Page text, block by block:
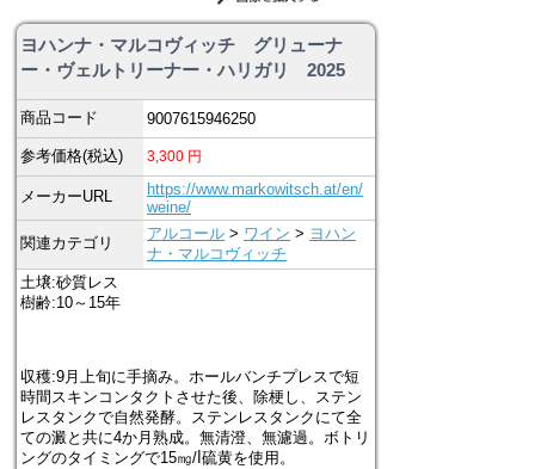
ヨハンナ・マルコヴィッチ グリューナ
ー・ヴェルトリーナー・ハリガリ 2025
商品コード 9007615946250
参考価格(税込) 3,300 円
メーカーURL
https://www.markowitsch.at/en/
weine/
関連カテゴリ
アルコール > ワイン > ヨハン
ナ・マルコヴィッチ
土壌:砂質レス
樹齢:10～15年
収穫:9月上旬に手摘み。ホールバンチプレスで短
時間スキンコンタクトさせた後、除梗し、ステン
レスタンクで自然発酵。ステンレスタンクにて全
ての澱と共に4か月熟成。無清澄、無濾過。ボトリ
ングのタイミングで15㎎/ⅼ硫黄を使用。